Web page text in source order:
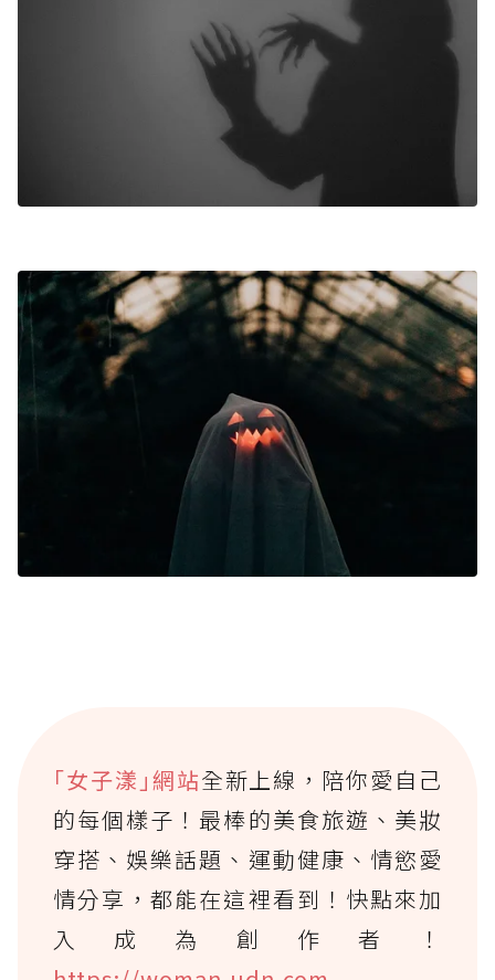
｢女子漾｣網站全新上線，陪你愛自己
的每個樣子！最棒的美食旅遊、美妝
穿搭、娛樂話題、運動健康、情慾愛
情分享，都能在這裡看到！快點來加
入成為創作者！